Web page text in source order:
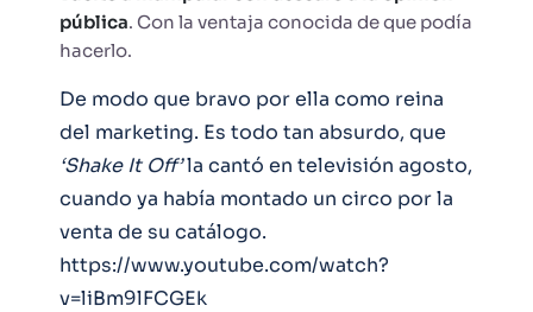
pública. Con la ventaja conocida de que podía
hacerlo.
De modo que bravo por ella como reina
del marketing. Es todo tan absurdo, que
‘Shake It Off’la cantó en televisión agosto,
cuando ya había montado un circo por la
venta de su catálogo.
https://www.youtube.com/watch?
v=liBm9lFCGEk